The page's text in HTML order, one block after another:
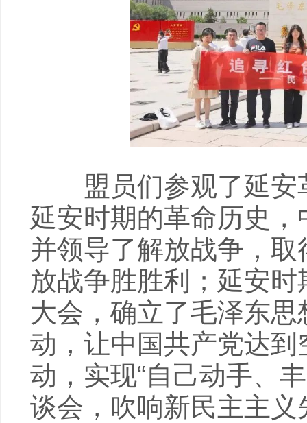
盟员们参观了延安
延安时期的革命历史
并领导了解放战争，
放战争胜胜利；延安
大会，确立了毛泽东
动，让中国共产党达
动，实现“自己动手、
谈会，吹响新民主主